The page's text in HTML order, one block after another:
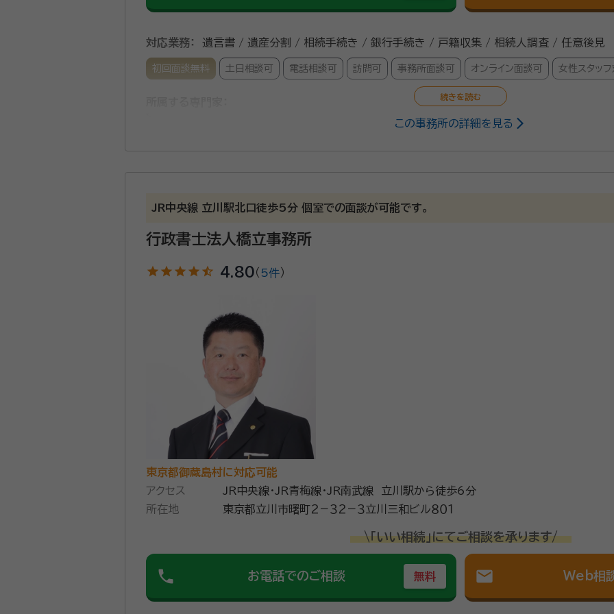
対応業務： 遺言書 / 遺産分割 / 相続手続き / 銀行手続き / 戸籍収集 / 相続人調査 / 任意後見
初回面談無料 土日相談可 電話相談可 訪問可 事務所面談可 オンライン面談可 女性スタッ
行政書士、終活アドバイザー
account_circle
面談の感想
契約後の感想
私は法律事務所・司法書士事務所での勤務ののち、2018年に独立しました。 独立のきっかけは、ある相続手続き
のため全く身動きできない状態で、不動産の売却を含めた相続手続きを最後までできるか、とても不安に思わ
産の売却など、すべてが終わるまで手続きします。大丈夫ですよ。」 と、やらなくてはいけない手続きをすべて受け負いました。
お手紙をいただき、 「千津子先生の『最後まで手続きするから大丈夫』という言葉でとても安心しました。私の
さい。いつも応援しています」 とお言葉を頂き、常にお客様の心に寄り添いたいと思いながら活動しております。 親身に相談に乗ることをモットー
しておりますので、相続でお悩みの方はお気軽にご相談ください。
行政書士
所属団体：
東京都行政書士会
この事務所の詳細を見る
JR中央線 立川駅北口徒歩5分 個室での面談が可能です。
行政書士法人橋立事務所
star star star star star_half 4.80（ 5件）
東京都御蔵島村に対応可能
アクセス
JR中央線・JR青梅線・JR南武線 立川駅から徒歩6分
所在地
東京都立川市曙町２－３２－３立川三和ビル８０１
\「いい相続」にてご相談を承ります/
phone お電話でのご相談 無料 mail Web相